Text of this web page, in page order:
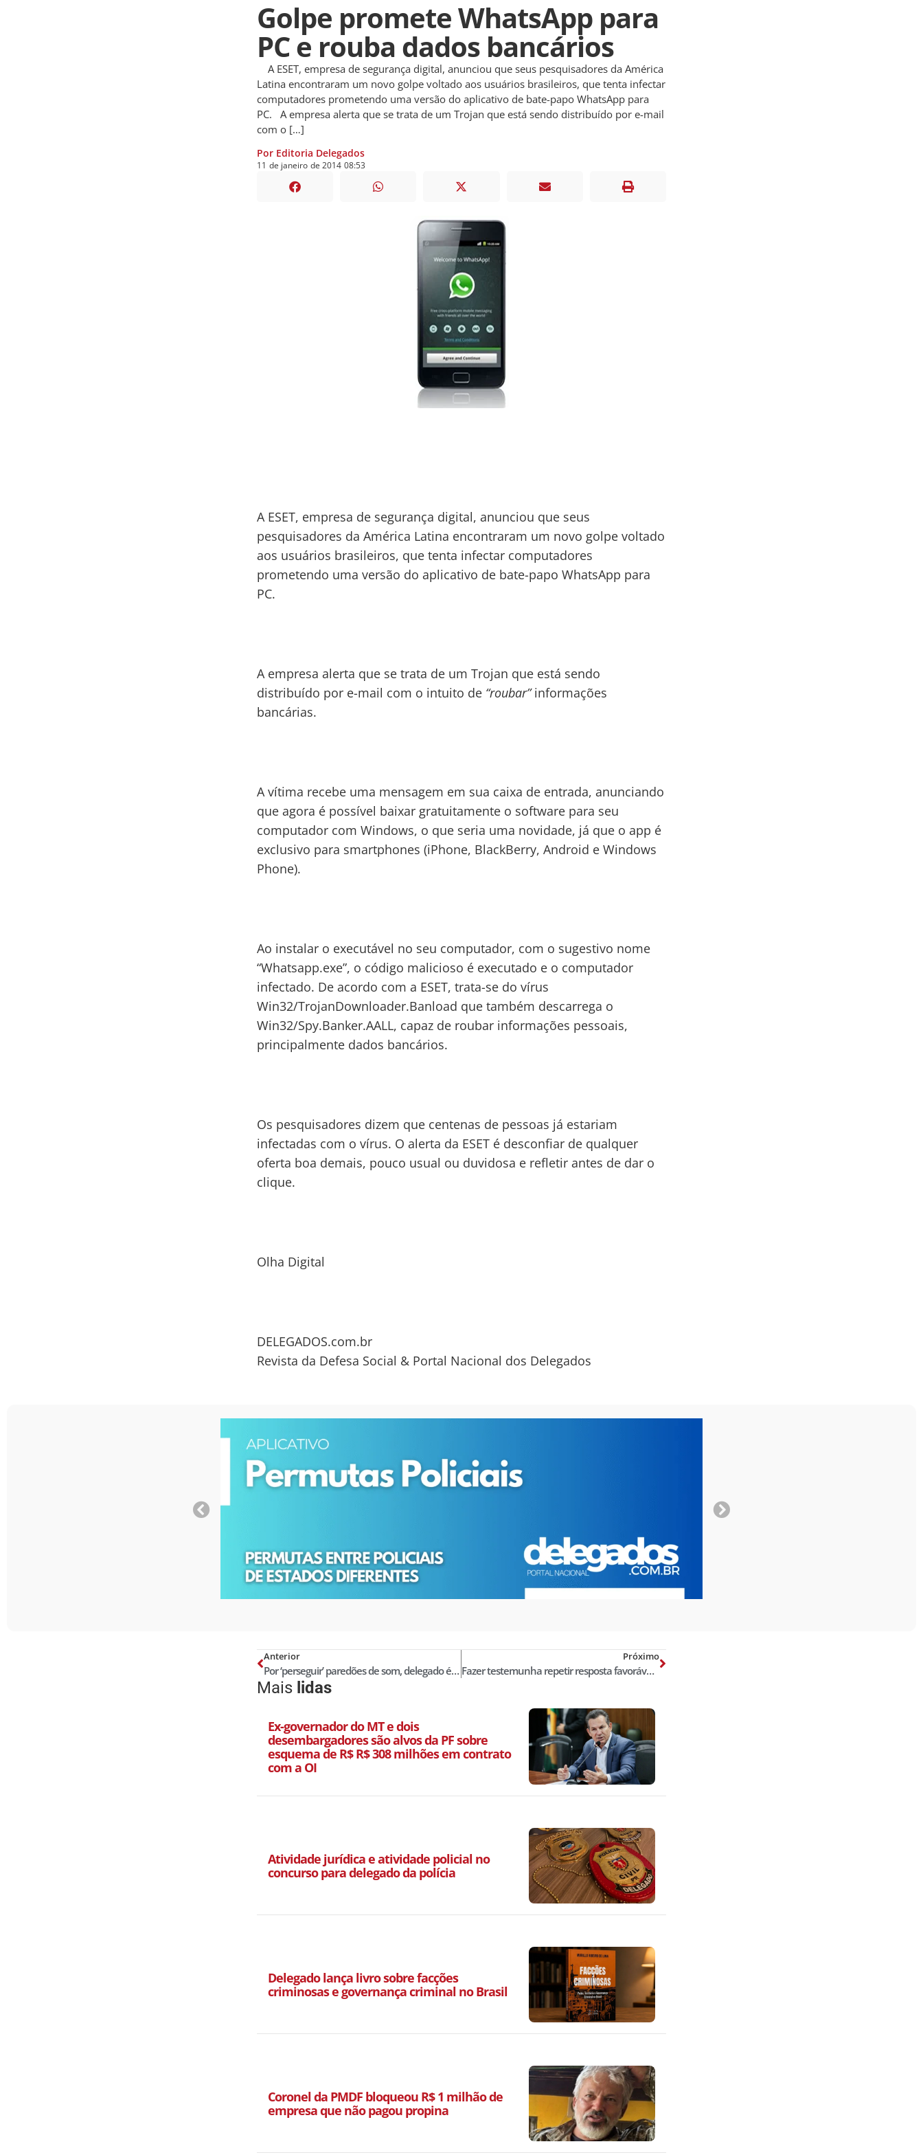
Golpe promete WhatsApp para
PC e rouba dados bancários
A ESET, empresa de segurança digital, anunciou que seus pesquisadores da América
Latina encontraram um novo golpe voltado aos usuários brasileiros, que tenta infectar
computadores prometendo uma versão do aplicativo de bate-papo WhatsApp para
PC. A empresa alerta que se trata de um Trojan que está sendo distribuído por e-mail
com o […]
Por Editoria Delegados
11 de janeiro de2014 08:53
A ESET, empresa de segurança digital, anunciou que seus
pesquisadores da América Latina encontraram um novo golpe voltado
aos usuários brasileiros, que tenta infectar computadores
prometendo uma versão do aplicativo de bate-papo WhatsApp para
PC.
A empresa alerta que se trata de um Trojan que está sendo
distribuído por e-mail com o intuito de “roubar”informações
bancárias.
A vítima recebe uma mensagem em sua caixa de entrada, anunciando
que agora é possível baixar gratuitamente o software para seu
computador com Windows, o que seria uma novidade, já que o app é
exclusivo para smartphones (iPhone, BlackBerry, Android e Windows
Phone).
Ao instalar o executável no seu computador, com o sugestivo nome
“Whatsapp.exe”, o código malicioso é executado e o computador
infectado. De acordo com a ESET, trata-se do vírus
Win32/TrojanDownloader.Banload que também descarrega o
Win32/Spy.Banker.AALL, capaz de roubar informações pessoais,
principalmente dados bancários.
Os pesquisadores dizem que centenas de pessoas já estariam
infectadas com o vírus. O alerta da ESET é desconfiar de qualquer
oferta boa demais, pouco usual ou duvidosa e refletir antes de dar o
clique.
Olha Digital
DELEGADOS.com.br
Revista da Defesa Social & Portal Nacional dos Delegados
Anterior
Por ‘perseguir’ paredões de som, delegado é alvo de piada no Facebook
Próximo
Fazer testemunha repetir resposta favorável pode ser arriscado
Mais lidas
Ex-governador do MT e dois
desembargadores são alvos da PF sobre
esquema de R$ R$ 308 milhões em contrato
com a OI
Atividade jurídica e atividade policial no
concurso para delegado da polícia
Delegado lança livro sobre facções
criminosas e governança criminal no Brasil
Coronel da PMDF bloqueou R$ 1 milhão de
empresa que não pagou propina